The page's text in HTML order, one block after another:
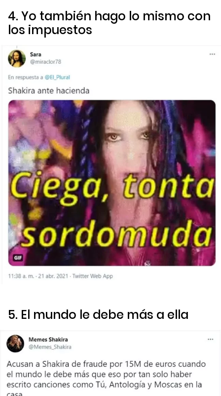
4. Yo también hago lo mismo con
los impuestos
5. El mundo le debe más a ella